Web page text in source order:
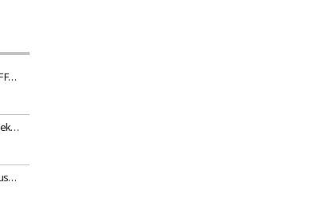
Guanti Semi Contact Omologati ITF FUJIMAE per Taekwondo Approved Blu o Rossi
Cintura Nera Tusah Fighter per Taekwondo Karate e Judo con custodia Magnetica 100% Cotone di alta qualita
Nunchaku in legno con catena Wushu Kung-Fu Karate Arti marziali Kobudo Armi